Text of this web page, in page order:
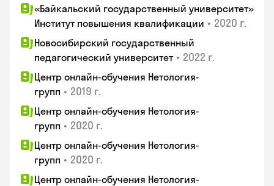
«Байкальский государственный университет»
Институт повышения квалификации • 2020 г.
Новосибирский государственный
педагогический университет • 2022 г.
Центр онлайн-обучения Нетология-
групп • 2019 г.
Центр онлайн-обучения Нетология-
групп • 2020 г.
Центр онлайн-обучения Нетология-
групп • 2020 г.
Центр онлайн-обучения Нетология-